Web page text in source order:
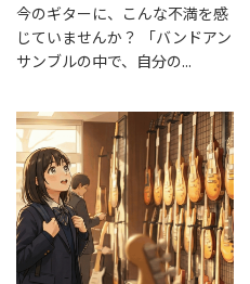
今のギターに、こんな不満を感
じていませんか？ 「バンドアン
サンブルの中で、自分の...